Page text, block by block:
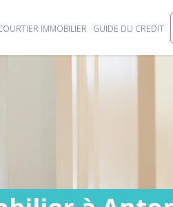
IMMOBILIER GUIDE DU CREDIT